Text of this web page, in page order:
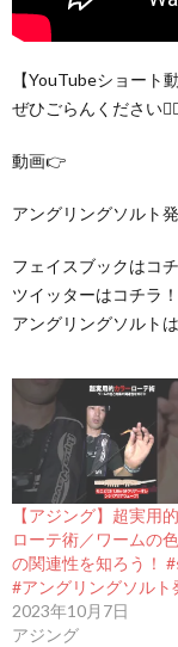
【YouTubeショート
ぜひごらんください
動画👉
アングリングソルト
フェイスブックはコ
ツイッターはコチラ
アングリングソルト
【アジング】超実用
ローテ術／ワームの
の関連性を知ろう！
#アングリングソルト
2023年10月7日
アジング